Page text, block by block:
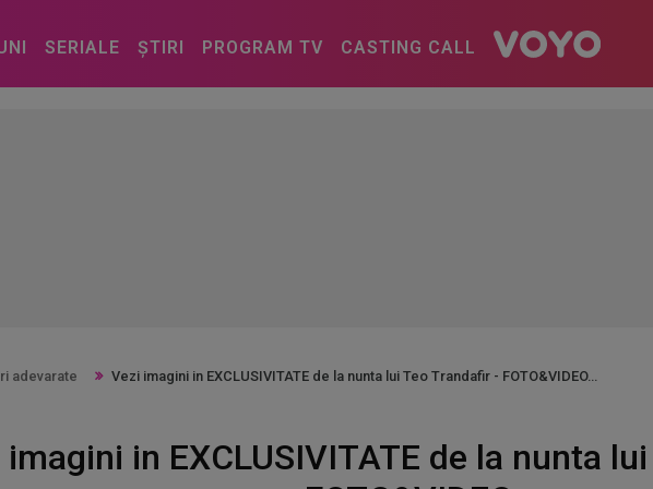
SERIALE ȘTIRI PROGRAM TV CASTING CALL
adevarate Vezi imagini in EXCLUSIVITATE de la nunta lui Teo Trandafir - FOTO&VIDEO
in EXCLUSIVITATE de la nunta